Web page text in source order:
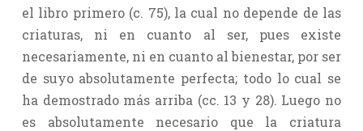
el libro primero (c. 75), la cual no depende de las
criaturas, ni en cuanto al ser, pues existe
necesariamente, ni en cuanto al bienestar, por ser
de suyo absolutamente perfecta; todo lo cual se
ha demostrado más arriba (cc. 13 y 28). Luego no
es absolutamente necesario que la criatura